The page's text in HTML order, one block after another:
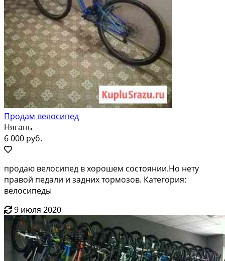
Продам велосипед
Нягань
6 000 руб.
продаю велосипед в хорошем состоянии.Но нету
правой педали и задних тормозов. Категория:
велосипеды
9 июля 2020